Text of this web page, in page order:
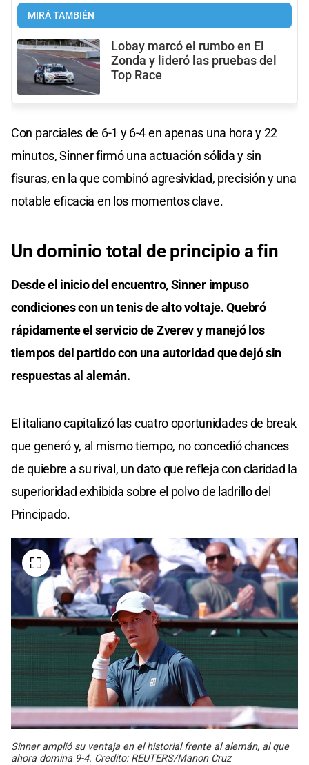
MIRÁ TAMBIÉN
Lobay marcó el rumbo en El
Zonda y lideró las pruebas del
Top Race
Con parciales de 6-1 y 6-4 en apenas una hora y 22
minutos, Sinner firmó una actuación sólida y sin
fisuras, en la que combinó agresividad, precisión y una
notable eficacia en los momentos clave.
Un dominio total de principio a fin
Desde el inicio del encuentro, Sinner impuso
condiciones con un tenis de alto voltaje. Quebró
rápidamente el servicio de Zverev y manejó los
tiempos del partido con una autoridad que dejó sin
respuestas al alemán.
El italiano capitalizó las cuatro oportunidades de break
que generó y, al mismo tiempo, no concedió chances
de quiebre a su rival, un dato que refleja con claridad la
superioridad exhibida sobre el polvo de ladrillo del
Principado.
Sinner amplió su ventaja en el historial frente al alemán, al que
ahora domina 9-4. Credito: REUTERS/Manon Cruz